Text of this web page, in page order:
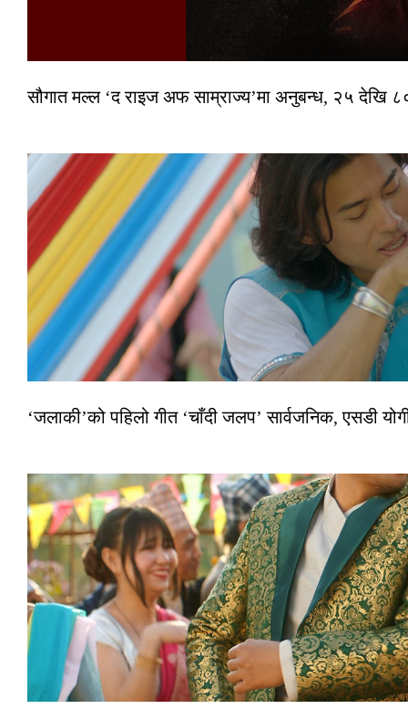
सौगात मल्ल ‘द राइज अफ साम्राज्य’मा अनुबन्ध, २५ देखि
‘जलाकी’को पहिलो गीत ‘चाँदी जलप’ सार्वजनिक, एसडी